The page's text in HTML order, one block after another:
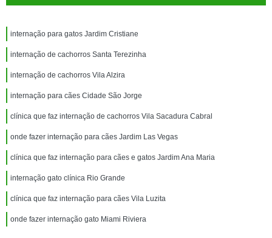
internação para gatos Jardim Cristiane
internação de cachorros Santa Terezinha
internação de cachorros Vila Alzira
internação para cães Cidade São Jorge
clínica que faz internação de cachorros Vila Sacadura Cabral
onde fazer internação para cães Jardim Las Vegas
clínica que faz internação para cães e gatos Jardim Ana Maria
internação gato clínica Rio Grande
clínica que faz internação para cães Vila Luzita
onde fazer internação gato Miami Riviera